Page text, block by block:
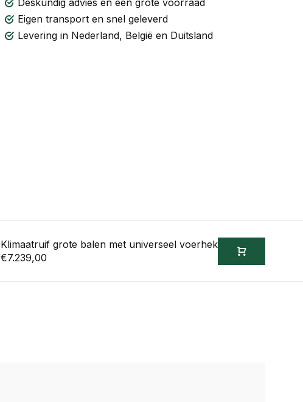
Deskundig advies en een grote voorraad
Eigen transport en snel geleverd
Levering in Nederland, België en Duitsland
Klimaatruif grote balen met universeel voerhek
€7.239,00